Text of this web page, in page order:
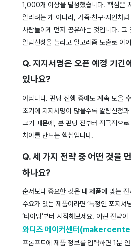
1,000개 이상을 달성했습니다. 핵심은
알리려는 게 아니라, 가족·친구·지인처
사람들에게 먼저 공유하는 것입니다. 그
알림신청을 늘리고 알고리즘 노출로 이
Q. 지지서명은 오픈 예정 기간
있나요?
아닙니다. 펀딩 진행 중에도 계속 모을
초기에 지지서명이 많을수록 알림신청
크기 때문에, 본 펀딩 전부터 적극적으
차이를 만드는 핵심입니다.
Q. 세 가지 전략 중 어떤 것을
하나요?
순서보다 중요한 것은 내 제품에 맞는
수요가 있는 제품이라면 ‘특정인 포지셔
‘타이밍’부터 시작해보세요. 어떤 전략
와디즈 메이커센터
프롬프트에 제품 정보를 입력하면 1분